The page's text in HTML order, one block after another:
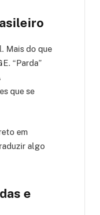
Mais do que
“Parda”
que se
em
algo
e